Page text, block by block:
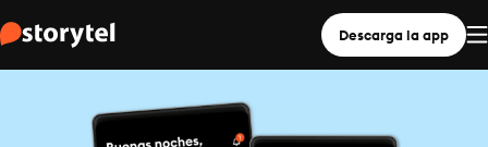
Descarga la app